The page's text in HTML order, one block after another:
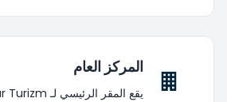
المركز العام
يقع المقر الرئيسي لـ Ekar Turizm في Istanbul.